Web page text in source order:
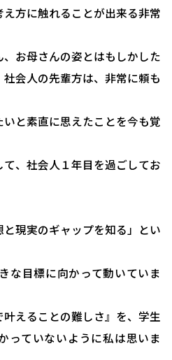
方に触れることが出来る非常
お母さんの姿とはもしかした
会人の先輩方は、非常に頼も
と素直に思えたことを今も覚
、社会人１年目を過ごしてお
現実のギャップを知る」とい
な目標に向かって動いていま
えることの難しさ』を、学生
っていないように私は思いま